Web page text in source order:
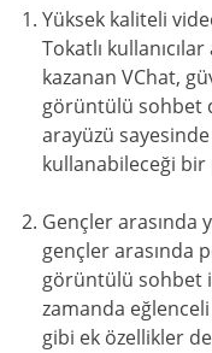
Yüksek kaliteli
Tokatlı
kazanan VChat,
görüntülü sohbet
arayüzü
kullanabileceği
Gençler arasında
gençler arasında
görüntülü sohbet
zamanda
gibi ek özellikler